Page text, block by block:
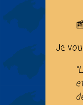
📰
Je